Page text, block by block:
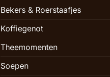
Bekers & Roerstaafjes
Koffiegenot
Theemomenten
Soepen